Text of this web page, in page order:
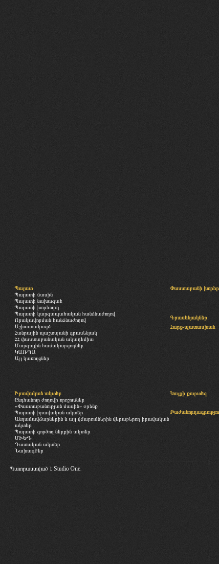
Պալատ
Պալատի մասին
Պալատի նախագահ
Պալատի խորհուրդ
Պալատի կարգապահական հանձնաժողով
Որակավորման հանձնաժողով
Աշխատակազմ
Հանրային պաշտպանի գրասենյակ
ՀՀ փաստաբանական ակադեմիա
Մարզային համակարգողներ
ԿԱՌՊԱ
Այլ կառույցներ
Փաստաբանի
Գրասենյակներ
Հարց-պատասխան
Իրավական ակտեր
Ընդհանուր ժողովի որոշումներ
«Փաստաբանության մասին» օրենք
Պալատի իրավական ակտեր
Անդամավճարներին և այլ վճարումներին վերաբերող իրավական
ակտեր
Պալատի գործող ներքին ակտեր
ՄԻԵԴ
Դատական ակտեր
Նախագծեր
Կայքի քարտեզ
Պատրաստված է Studio One.